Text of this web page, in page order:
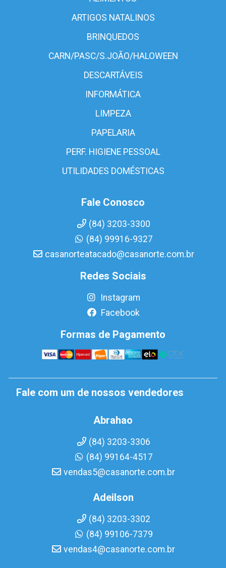
ARTIGOS NATALINOS
BRINQUEDOS
CARN/PASC/S.JOÃO/HALOWEEN
DESCARTÁVEIS
INFORMÁTICA
LIMPEZA
PAPELARIA
PERF. HIGIENE PESSOAL
UTILIDADES DOMÉSTICAS
Fale Conosco
(84) 3203-3300
(84) 99916-9327
casanorteatacado@casanorte.com.br
Redes Sociais
Instagram
Facebook
Formas de Pagamento
Fale com um de nossos vendedores
Abrahao
(84) 3203-3306
(84) 99164-4517
vendas5@casanorte.com.br
Adeilson
(84) 3203-3302
(84) 99106-7379
vendas4@casanorte.com.br